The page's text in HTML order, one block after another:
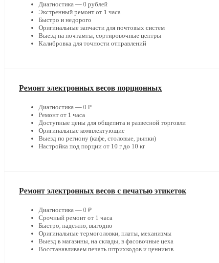
Диагностика — 0 рублей
Экстренный ремонт от 1 часа
Быстро и недорого
Оригинальные запчасти для почтовых систем
Выезд на почтамты, сортировочные центры
Калибровка для точности отправлений
Ремонт электронных весов порционных
Диагностика — 0 ₽
Ремонт от 1 часа
Доступные цены для общепита и развесной торговли
Оригинальные комплектующие
Выезд по региону (кафе, столовые, рынки)
Настройка под порции от 10 г до 10 кг
Ремонт электронных весов с печатью этикеток
Диагностика — 0 ₽
Срочный ремонт от 1 часа
Быстро, надежно, выгодно
Оригинальные термоголовки, платы, механизмы
Выезд в магазины, на склады, в фасовочные цеха
Восстанавливаем печать штрихкодов и ценников